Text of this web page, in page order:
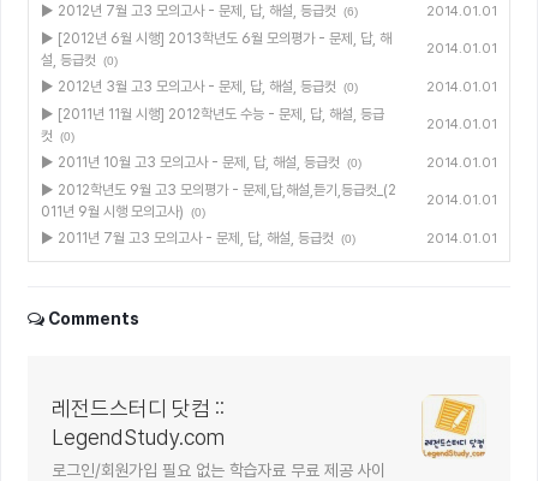
▶ 2012년 7월 고3 모의고사 - 문제, 답, 해설, 등급컷 (6) 2014.01.01
▶ [2012년 6월 시행] 2013학년도 6월 모의평가 - 문제, 답, 해
설, 등급컷
(0)
2014.01.01
▶ 2012년 3월 고3 모의고사 - 문제, 답, 해설, 등급컷 (0) 2014.01.01
▶ [2011년 11월 시행] 2012학년도 수능 - 문제, 답, 해설, 등급
컷
(0)
2014.01.01
▶ 2011년 10월 고3 모의고사 - 문제, 답, 해설, 등급컷 (0) 2014.01.01
▶ 2012학년도 9월 고3 모의평가 - 문제,답,해설,듣기,등급컷_(2
011년 9월 시행 모의고사)
(0)
2014.01.01
▶ 2011년 7월 고3 모의고사 - 문제, 답, 해설, 등급컷 (0) 2014.01.01
Comments
레전드스터디 닷컴 ::
LegendStudy.com
로그인/회원가입 필요 없는 학습자료 무료 제공 사이